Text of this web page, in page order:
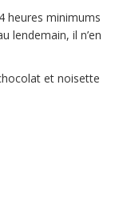
heures minimums
lendemain, il n’en
et noisette